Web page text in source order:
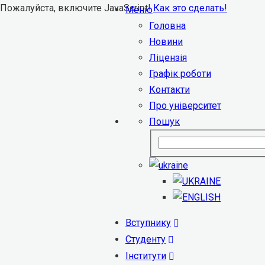
Пожалуйста, включите JavaScript!Как это сделать!
Меню
Головна
Новини
Ліцензія
Графік роботи
Контакти
Про університет
Пошук
Вступнику
Студенту
Інститути